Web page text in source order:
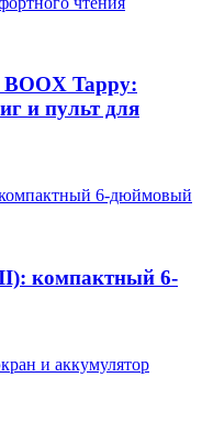
Tappy:
и пульт для
компактный 6-